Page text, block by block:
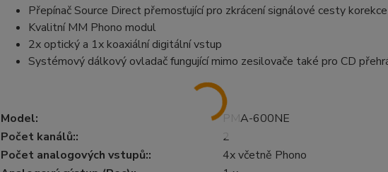
Přepínač Source Direct přemosťující pro zkrácení signálové cesty korekce
Kvalitní MM Phono modul
2x optický a 1x koaxiální digitální vstup
Systémový dálkový ovladač fungující mimo zesilovače také pro CD
Model:
PMA-600NE
Počet kanálů::
2
Počet analogových vstupů::
4x včetně Phono